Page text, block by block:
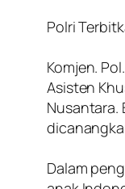
Polri
Komjen.
Asisten
Nusantara.
Dalam